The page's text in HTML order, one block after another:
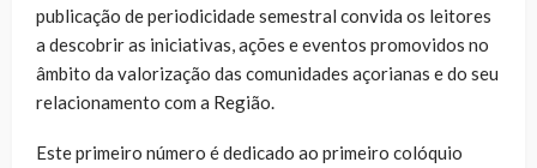
publicação de periodicidade semestral convida os leitores
a descobrir as iniciativas, ações e eventos promovidos no
âmbito da valorização das comunidades açorianas e do seu
relacionamento com a Região.
Este primeiro número é dedicado ao primeiro colóquio